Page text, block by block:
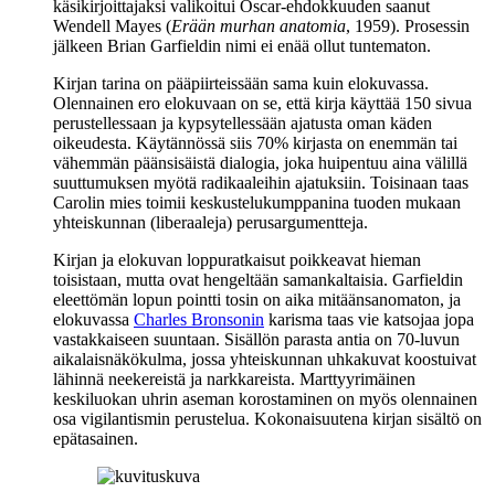
käsikirjoittajaksi valikoitui Oscar-ehdokkuuden saanut
Wendell Mayes (Erään murhan anatomia, 1959). Prosessin
jälkeen Brian Garfieldin nimi ei enää ollut tuntematon.
Kirjan tarina on pääpiirteissään sama kuin elokuvassa.
Olennainen ero elokuvaan on se, että kirja käyttää 150 sivua
perustellessaan ja kypsytellessään ajatusta oman käden
oikeudesta. Käytännössä siis 70% kirjasta on enemmän tai
vähemmän päänsisäistä dialogia, joka huipentuu aina välillä
suuttumuksen myötä radikaaleihin ajatuksiin. Toisinaan taas
Carolin mies toimii keskustelukumppanina tuoden mukaan
yhteiskunnan (liberaaleja) perusargumentteja.
Kirjan ja elokuvan loppuratkaisut poikkeavat hieman
toisistaan, mutta ovat hengeltään samankaltaisia. Garfieldin
eleettömän lopun pointti tosin on aika mitäänsanomaton, ja
elokuvassa Charles Bronsonin karisma taas vie katsojaa jopa
vastakkaiseen suuntaan. Sisällön parasta antia on 70‑luvun
aikalaisnäkökulma, jossa yhteiskunnan uhkakuvat koostuivat
lähinnä neekereistä ja narkkareista. Marttyyrimäinen
keskiluokan uhrin aseman korostaminen on myös olennainen
osa vigilantismin perustelua. Kokonaisuutena kirjan sisältö on
epätasainen.